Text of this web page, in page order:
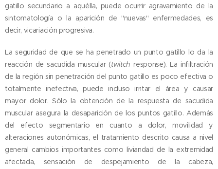
gatillo secundario a aquélla, puede ocurrir agravamiento de la
sintomatología o la aparición de "nuevas" enfermedades, es
decir, vicariación progresiva.
La seguridad de que se ha penetrado un punto gatillo lo da la
reacción de sacudida muscular (twitchresponse). La infiltración
de la región sin penetración del punto gatillo es poco efectiva o
totalmente inefectiva, puede incluso irritar el área y causar
mayor dolor. Sólo la obtención de la respuesta de sacudida
muscular asegura la desaparición de los puntos gatillo. Además
del efecto segmentario en cuanto a dolor, movilidad y
alteraciones autonómicas, el tratamiento descrito causa a nivel
general cambios importantes como liviandad de la extremidad
afectada, sensación de despejamiento de la cabeza,